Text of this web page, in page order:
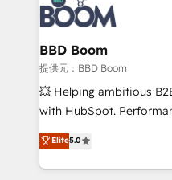
cumulées
Seamless CRM, CMS,
Complex platform
Custom APIs and third-party
End Revenue
pipeline growth
and CRM optimization
Execution • 750+
implementations • Deep
BBD Boom
提供元：BBD Boom
💥 Helping ambitious
with HubSpot.
BBD Boom is the
to HubSpot Better. We
solve all your HubSpot
Elite5.0